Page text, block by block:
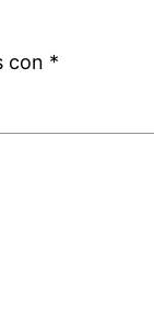
con *